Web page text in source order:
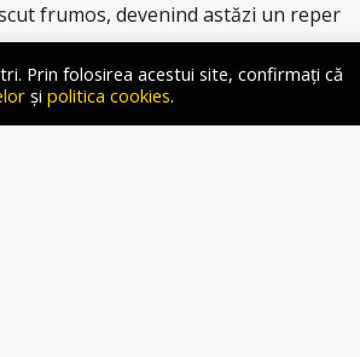
frumos, devenind astăzi un reper
Județean Vâlcea – […]
Prin folosirea acestui site, confirmați că
și politica cookies.